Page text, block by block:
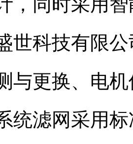
世科技有限
与更换、电
统滤网采用